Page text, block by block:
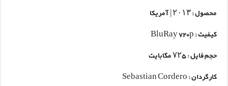
محصول : ۲۰۱۳ | آمریکا
کیفیت : BluRay 720p
حجم فایل : ۷۲۵ مگابایت
کارگردان : Sebastian Cordero